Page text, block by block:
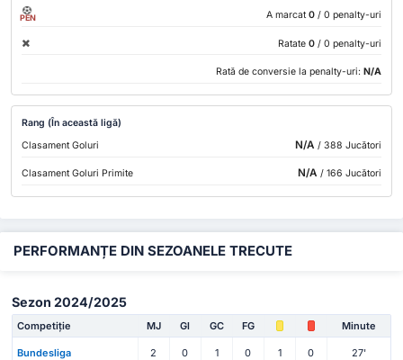
PEN A marcat 0 / 0 penalty-uri
Ratate 0 / 0 penalty-uri
Rată de conversie la penalty-uri: N/A
Rang (În această ligă)
Clasament Goluri
N/A / 388 Jucători
Clasament Goluri Primite N/A / 166 Jucători
PERFORMANȚE DIN SEZOANELE TRECUTE
Sezon 2024/2025
Competiție MJ Gl GC FG Minute
Bundesliga 2 0 1 0 1 0 27'